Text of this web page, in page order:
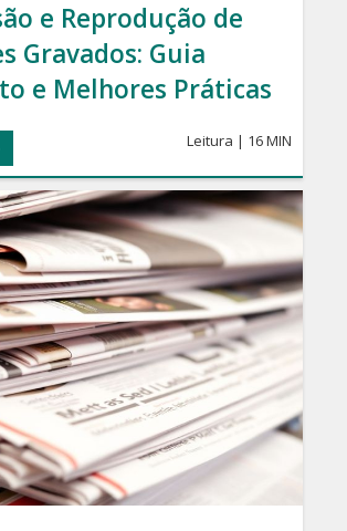
e Reprodução de
Gravados: Guia
e Melhores Práticas
Leitura | 16 MIN